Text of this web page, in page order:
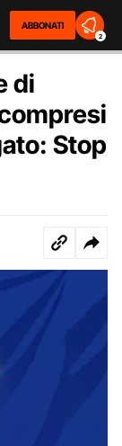
ABBONATI
2
di
Stop